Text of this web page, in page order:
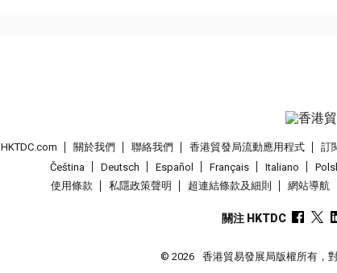
HKTDC.com 關於我們 聯絡我們 香港貿發局流動應用程式 訂
Čeština
Deutsch Español Français Italiano
使用條款
私隱政策聲明 超連結條款及細則 網站導航
關注 HKTDC
© 2026 香港貿易發展局版權所有，